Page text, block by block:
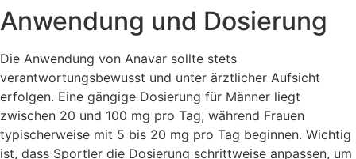
Anwendung und Dosierung
Die Anwendung von Anavar sollte stets
verantwortungsbewusst und unter ärztlicher Aufsicht
erfolgen. Eine gängige Dosierung für Männer liegt
zwischen 20 und 100 mg pro Tag, während Frauen
typischerweise mit 5 bis 20 mg pro Tag beginnen. Wichtig
ist, dass Sportler die Dosierung schrittweise anpassen, um